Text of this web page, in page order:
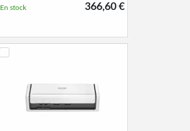
366,60 €
En stock